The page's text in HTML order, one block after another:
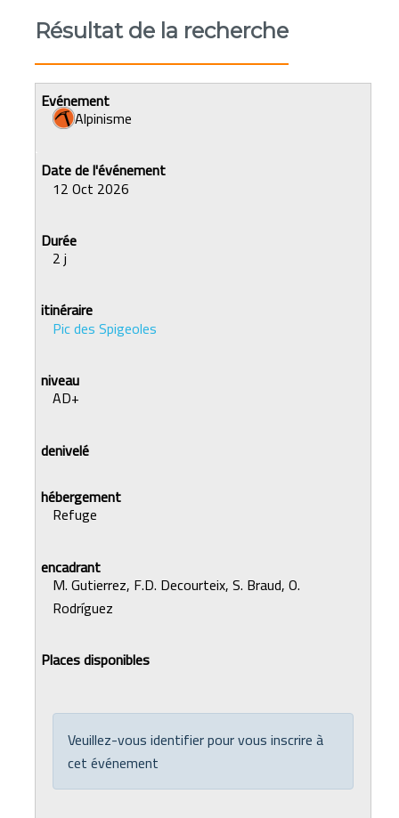
Résultat de la recherche
Alpinisme
12 Oct 2026
2 j
Pic des Spigeoles
AD+
Refuge
M. Gutierrez, F.D. Decourteix, S. Braud, O.
Rodríguez
Veuillez-vous identifier pour vous inscrire à
cet événement